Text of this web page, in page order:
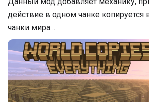
действие в одном чанке копируется
чанки мира…